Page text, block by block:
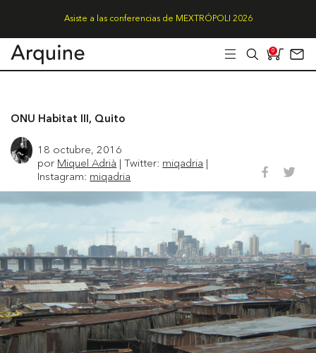
Asiste a las conferencias de MEXTRÓPOLI 2026
0
ONU Habitat III, Quito
18 octubre, 2016
por Miquel Adrià | Twitter: miqadria |
Instagram: miqadria